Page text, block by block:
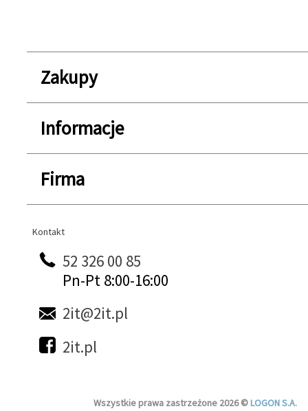
Zakupy
Informacje
Firma
Kontakt
Kontakt
52 326 00 85
Pn-Pt 8:00-16:00
2it@2it.pl
2it.pl
Wszystkie prawa zastrzeżone 2026 ©LOGON S.A.